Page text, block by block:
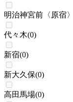
明治神宮前〈原宿〉
代々木(0)
新宿(0)
新大久保(0)
高田馬場(0)